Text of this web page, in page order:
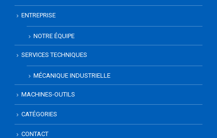
ENTREPRISE
NOTRE ÉQUIPE
SERVICES TECHNIQUES
MÉCANIQUE INDUSTRIELLE
MACHINES-OUTILS
CATÉGORIES
CONTACT